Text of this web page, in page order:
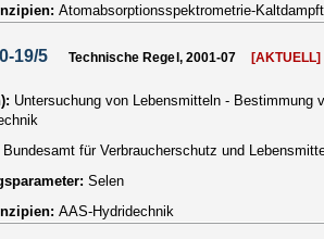
Atomabsorptionsspektrometrie-
19/5 Technische Regel, 2001-07 [AKTUELL]
Untersuchung von Lebensmitteln - Bestimmung
Bundesamt für Verbraucherschutz und
Selen
AAS-Hydridechnik